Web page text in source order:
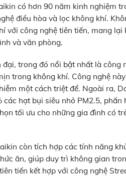
có hơn 90 năm kinh nghiệm
điều hòa và lọc không khí.
công nghệ tiên tiến, mang
và văn phòng.
trong đó nổi bật nhất là công
trong không khí. Công nghệ
một cách triệt để. Ngoài ra,
hạt bụi siêu nhỏ PM2.5,
tối ưu cho những gia đình có
còn tích hợp các tính năng
ăn, giúp duy trì không gian
tiến kết hợp với công nghệ